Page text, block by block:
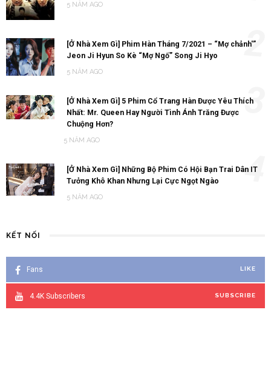
5 NĂM AGO
[Ở Nhà Xem Gì] Phim Hàn Tháng 7/2021 – “Mợ chảnh'”
Jeon Ji Hyun So Kè “Mợ Ngố” Song Ji Hyo
5 NĂM AGO
2
[Ở Nhà Xem Gì] 5 Phim Cổ Trang Hàn Được Yêu Thích
Nhất: Mr. Queen Hay Người Tình Ánh Trăng Được
Chuộng Hơn?
5 NĂM AGO
3
[Ở Nhà Xem Gì] Những Bộ Phim Có Hội Bạn Trai Dân IT
Tưởng Khô Khan Nhưng Lại Cực Ngọt Ngào
5 NĂM AGO
4
KẾT NỐI
Fans LIKE
4.4K Subscribers SUBSCRIBE